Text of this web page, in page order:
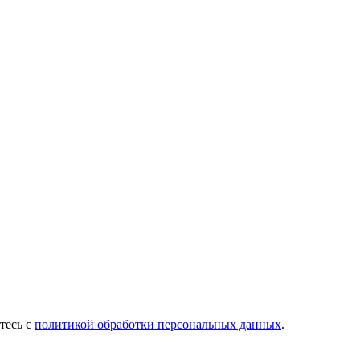
с политикой обработки персональных данных.